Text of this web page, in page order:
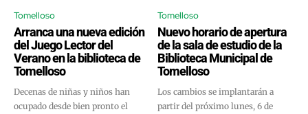
Tomelloso
Arranca una nueva edición
del Juego Lector del
Verano en la biblioteca de
Tomelloso
Decenas de niñas y niños han
ocupado desde bien pronto el
Tomelloso
Nuevo horario de apertura
de la sala de estudio de la
Biblioteca Municipal de
Tomelloso
Los cambios se implantarán a
partir del próximo lunes, 6 de